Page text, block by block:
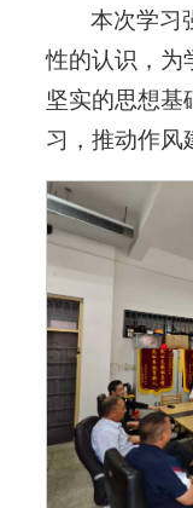
本次学习
性的认识，为
坚实的思想
习，推动作风